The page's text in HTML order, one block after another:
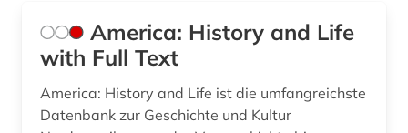
America: History and Life
with Full Text
America: History and Life ist die umfangreichste
Datenbank zur Geschichte und Kultur